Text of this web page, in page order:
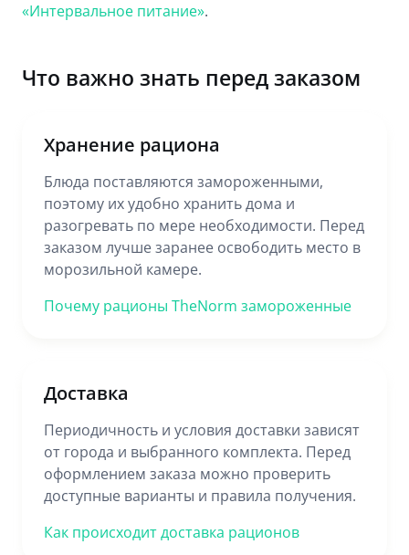
«Интервальное питание».
Что важно знать перед заказом
Хранение рациона
Блюда поставляются замороженными,
поэтому их удобно хранить дома и
разогревать по мере необходимости. Перед
заказом лучше заранее освободить место в
морозильной камере.
Почему рационы TheNorm замороженные
Доставка
Периодичность и условия доставки зависят
от города и выбранного комплекта. Перед
оформлением заказа можно проверить
доступные варианты и правила получения.
Как происходит доставка рационов